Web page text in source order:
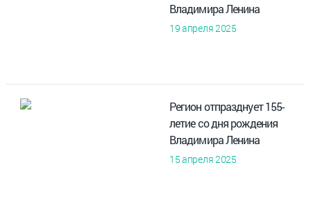
Владимира Ленина
19 апреля 2025
Регион отпразднует 155-
летие со дня рождения
Владимира Ленина
15 апреля 2025